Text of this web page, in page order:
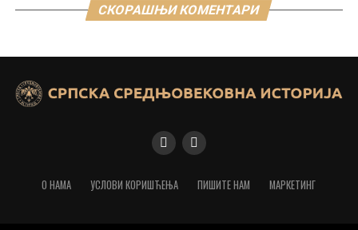
СКОРАШЊИ КОМЕНТАРИ
О НАМА УСЛОВИ КОРИШЋЕЊА ПИШИТЕ НАМ МАРКЕТИНГ